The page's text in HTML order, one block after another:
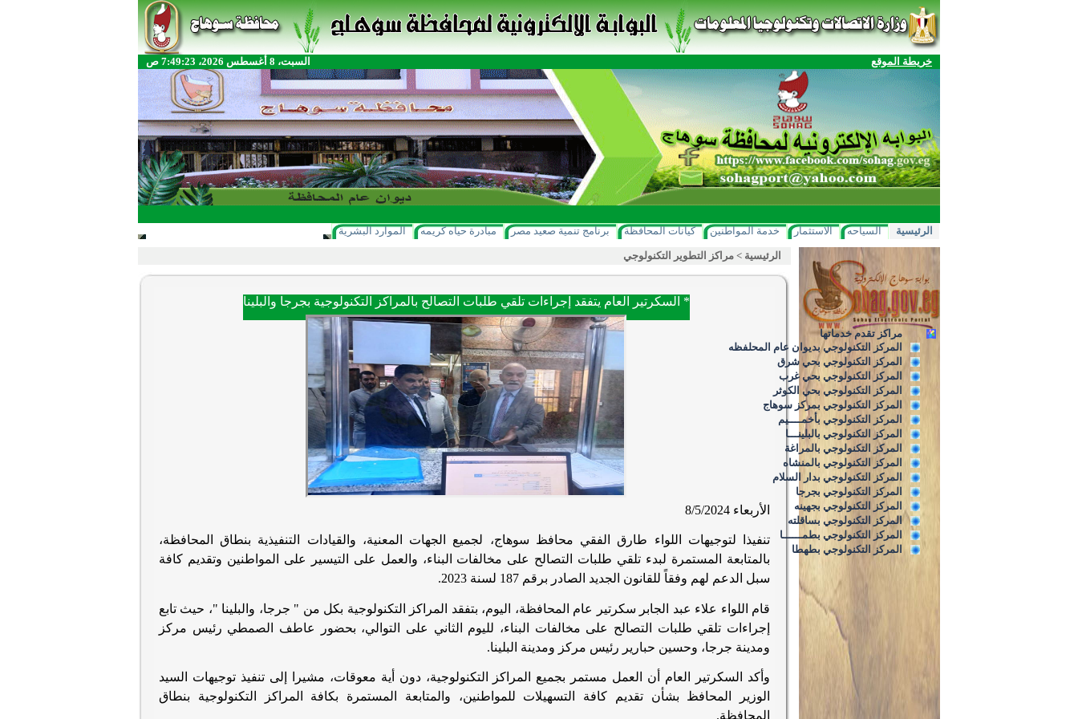
خريطة الموقع السبت، 8 أغسطس 2026، 7:49:23 ص
الرئيسية السياحه الاستثمار خدمة المواطنين كيانات المحافظة برنامج تنمية صعيد مصر مبادرة حياه كريمه الموارد البشرية
مراكز تقدم خدماتها
المركز التكنولوجي بديوان عام المحلفظه
المركز التكنولوجي بحي شرق
المركز التكنولوجي بحي غرب
المركز التكنولوجي بحي الكوثر
المركز التكنولوجي بمركز سوهاج
المركز التكنولوجي بأخمــــيم
المركز التكنولوجي بالبلينـــا
المركز التكنولوجي بالمراغة
المركز التكنولوجي بالمنشاه
المركز التكنولوجي بدار السلام
المركز التكنولوجي بجرجا
المركز التكنولوجي بجهينه
المركز التكنولوجي بساقلته
المركز التكنولوجي بطمــــــا
المركز التكنولوجي بطهطا
الرئيسية > مراكز التطوير التكنولوجي
* السكرتير العام يتفقد إجراءات تلقي طلبات التصالح بالمراكز التكنولوجية بجرجا والبلينا
الأربعاء 8/5/2024
تنفيذا لتوجيهات اللواء طارق الفقي محافظ سوهاج، لجميع الجهات المعنية، والقيادات التنفيذية بنطاق المحافظة،
بالمتابعة المستمرة لبدء تلقي طلبات التصالح على مخالفات البناء، والعمل على التيسير على المواطنين وتقديم كافة
سبل الدعم لهم وفقاً للقانون الجديد الصادر برقم 187 لسنة 2023
.
قام اللواء علاء عبد الجابر سكرتير عام المحافظة، اليوم، بتفقد المراكز التكنولوجية بكل من " جرجا، والبلينا "، حيث تابع
إجراءات تلقي طلبات التصالح على مخالفات البناء، لليوم الثاني على التوالي، بحضور عاطف الصمطي رئيس مركز
ومدينة جرجا، وحسين حبارير رئيس مركز ومدينة البلينا.
وأكد السكرتير العام أن العمل مستمر بجميع المراكز التكنولوجية، دون أية معوقات، مشيرا إلى تنفيذ توجيهات السيد
الوزير المحافظ بشأن تقديم كافة التسهيلات للمواطنين، والمتابعة المستمرة بكافة المراكز التكنولوجية بنطاق
المحافظة.